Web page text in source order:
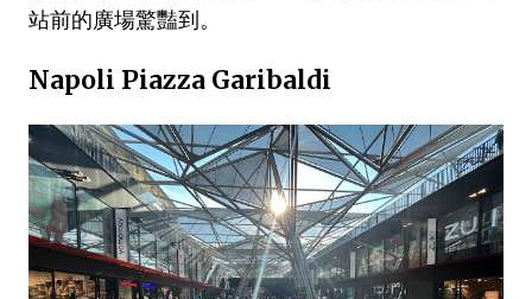
站前的廣場驚豔到。
Napoli Piazza Garibaldi